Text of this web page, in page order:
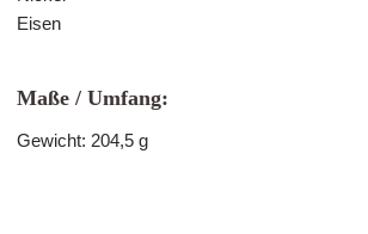
Eisen
Maße / Umfang:
Gewicht: 204,5 g